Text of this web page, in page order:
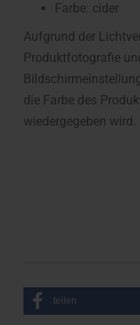
Farbe: cider
Aufgrund der
Produktfotografie
die Farbe des
wiedergegeben wird.
teilen